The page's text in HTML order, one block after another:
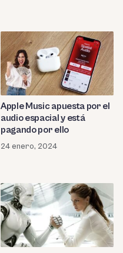
Apple Music apuesta por el
audio espacial y está
pagando por ello
24 enero, 2024